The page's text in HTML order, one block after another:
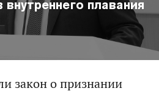
плавания
закон о признании